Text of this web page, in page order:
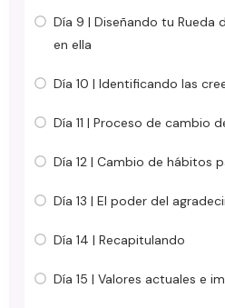
Día 9 | Diseñando tu Rueda
en ella
Día 10 | Identificando las
Día 11 | Proceso de cambio
Día 12 | Cambio de hábitos
Día 13 | El poder del
Día 14 | Recapitulando
Día 15 | Valores actuales e